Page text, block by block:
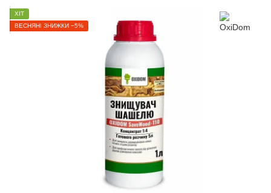
ХІТ
ВЕСНЯНІ ЗНИЖКИ −5%